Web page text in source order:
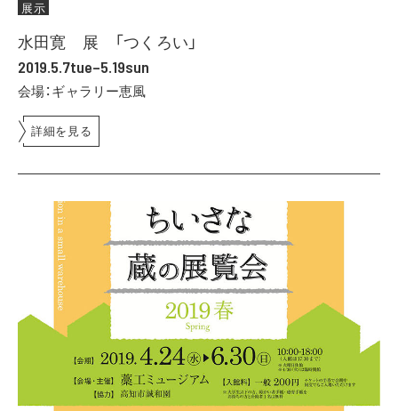
展示
水田寛 展 「つくろい」
2019.5.7tue–5.19sun
会場：ギャラリー恵風
詳細を見る